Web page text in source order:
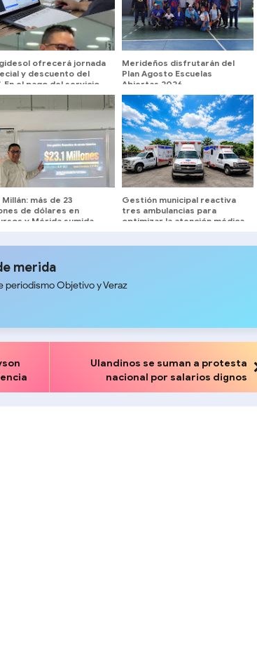
ofrecerá jornada
y descuento del
En el pago del servicio
urbano en la Plaza
Merideños disfrutarán del
Plan Agosto Escuelas
Abiertas 2026
Millán: más de 23
de dólares en
y Mérida sumida
Gestión municipal reactiva
tres ambulancias para
optimizar la atención médica
merida
periodismo Objetivo y Veraz
Ulandinos se suman a protesta
nacional por salarios dignos